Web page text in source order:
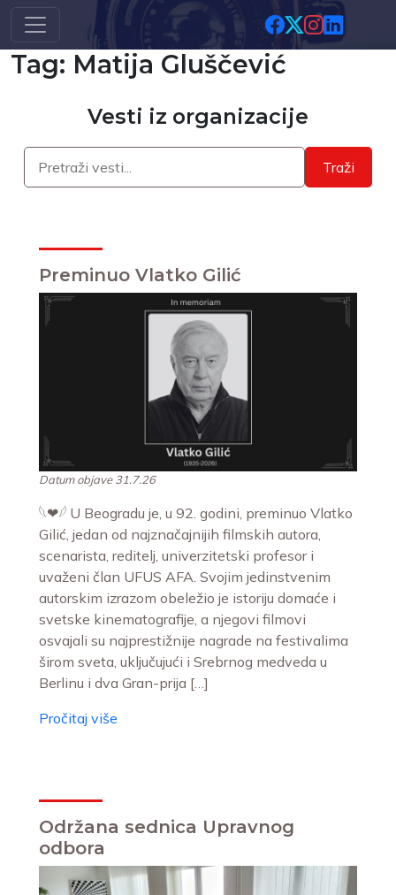
Skip to main content
Tag: Matija Gluščević
Vesti iz organizacije
Traži
Preminuo Vlatko Gilić
Datum objave 31.7.26
𓆩❤︎𓆪 U Beogradu je, u 92. godini, preminuo Vlatko
Gilić, jedan od najznačajnijih filmskih autora,
scenarista, reditelj, univerzitetski profesor i
uvaženi član UFUS AFA. Svojim jedinstvenim
autorskim izrazom obeležio je istoriju domaće i
svetske kinematografije, a njegovi filmovi
osvajali su najprestižnije nagrade na festivalima
širom sveta, uključujući i Srebrnog medveda u
Berlinu i dva Gran-prija […]
Pročitaj više
Održana sednica Upravnog
odbora